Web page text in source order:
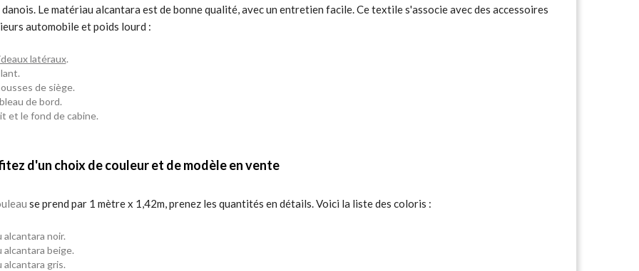
Le matériau alcantara est de bonne qualité, avec un entretien facile. Ce textile s'associe avec des accessoires
automobile et poids lourd :
latéraux.
.
de siège.
de bord.
et le fond de cabine.
d'un choix de couleur et de modèle en vente
se prend par 1 mètre x 1,42m, prenez les quantités en détails. Voici la liste des coloris :
alcantara noir.
alcantara beige.
alcantara gris.